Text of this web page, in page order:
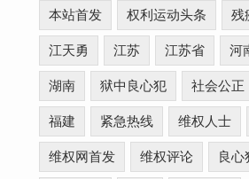
本站首发 权利运动头条 残
江天勇 江苏 江苏省 河
湖南 狱中良心犯 社会公正
福建 紧急热线 维权人士
维权网首发 维权评论 良心